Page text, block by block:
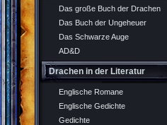
Das große Buch der Drachen
Das Buch der Ungeheuer
Das Schwarze Auge
AD&D
Drachen in der Literatur
Englische Romane
Englische Gedichte
Gedichte